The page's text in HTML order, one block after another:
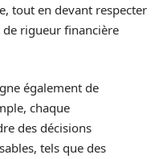
tout en devant respecter
rigueur financière
également de
chaque
des décisions
tels que des